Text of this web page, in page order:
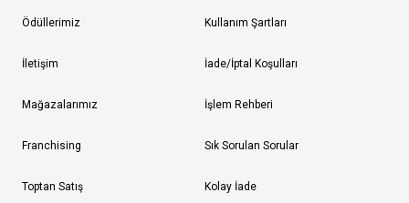
Ödüllerimiz
İletişim
Mağazalarımız
Franchising
Toptan Satış
Kullanım Şartları
İade/İptal Koşulları
İşlem Rehberi
Sık Sorulan Sorular
Kolay İade